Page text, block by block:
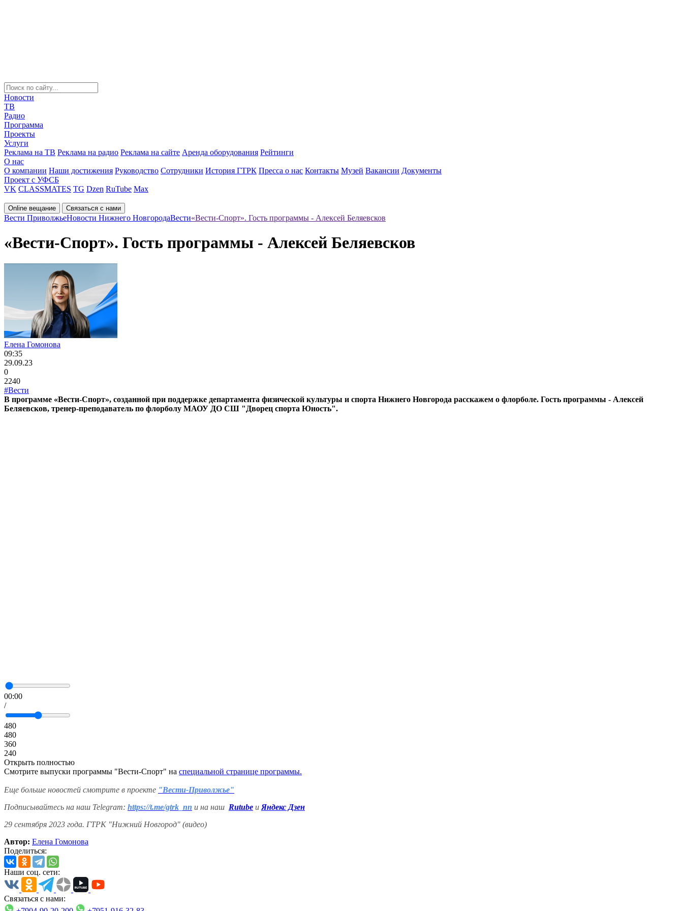
Новости
ТВ
Радио
Программа
Проекты
Услуги
Реклама на ТВ Реклама на радио Реклама на сайте Аренда оборудования Рейтинги
О нас
О компании Наши достижения Руководство Сотрудники История ГТРК Пресса о нас Контакты Музей Вакансии Документы
Проект с УФСБ
VK CLASSMATES TG Dzen RuTube Max
Online вещание Связаться с нами
Вести ПриволжьеНовости Нижнего НовгородаВести«Вести-Спорт». Гость программы - Алексей Беляевсков
«Вести-Спорт». Гость программы - Алексей Беляевсков
Елена Гомонова
09:35
29.09.23
0
2240
#Вести
В программе «Вести-Спорт», созданной при поддержке департамента физической культуры и спорта Нижнего Новгорода расскажем о флорболе. Гость программы - Алексей
Беляевсков, тренер-преподаватель по флорболу МАОУ ДО СШ "Дворец спорта Юность".
00:00
/
480
480
360
240
Открыть полностью
Смотрите выпуски программы "Вести-Спорт" на специальной странице программы.
Еще больше новостей смотрите в проекте "Вести-Приволжье"
Подписывайтесь на наш Telegram: https://t.me/gtrk_nn и на наш Rutube и Яндекс Дзен
29 сентября 2023 года. ГТРК "Нижний Новгород" (видео)
Автор: Елена Гомонова
Поделиться:
Наши соц. сети:
Связаться с нами: